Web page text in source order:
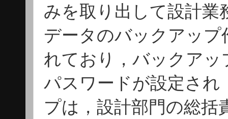
みを取り出して設計業
データのバックアッ
れており，バックア
パスワードが設定され
プは，設計部門の総